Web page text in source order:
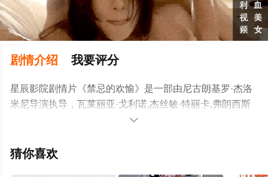
剧情介绍 我要评分
星辰影院剧情片《禁忌的欢愉》是一部由尼古朗基罗·杰洛
米尼导演执导，瓦莱丽亚·戈利诺,杰丝敏·特丽卡,弗朗西斯
科·科勒拉,萨尔·南尼等明星精彩演绎的意大利电影，手机免
关信息可移步至豆瓣电影、电视猫或剧情网等平台了解。

猜你喜欢